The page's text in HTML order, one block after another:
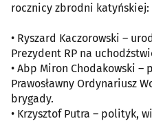
rocznicy zbrodni katyńskiej:
• Ryszard Kaczorowski –
Prezydent RP na
• Abp Miron Chodakowski –
Prawosławny Ordynariusz
brygady.
• Krzysztof Putra – polityk,